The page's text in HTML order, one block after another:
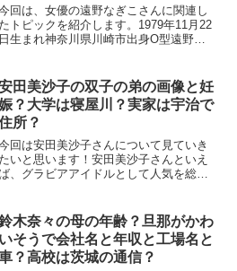
回は、女優の遠野なぎこさんに関連し
たトピックを紹介します。1979年11月22
日生まれ神奈川県川崎市出身O型遠野さ
わゆる「お高くとまった芸能人」とい
感じではありま...
田美沙子の双子の弟の画像と妊
？大学は寝屋川？実家は宇治で
所？
回は安田美沙子さんについて見ていき
たいと思います！安田美沙子さんといえ
、グラビアアイドルとして人気を総な
木奈々の母の年齢？旦那がかわ
いそうで会社名と年収と工場名と
？高校は茨城の通信？